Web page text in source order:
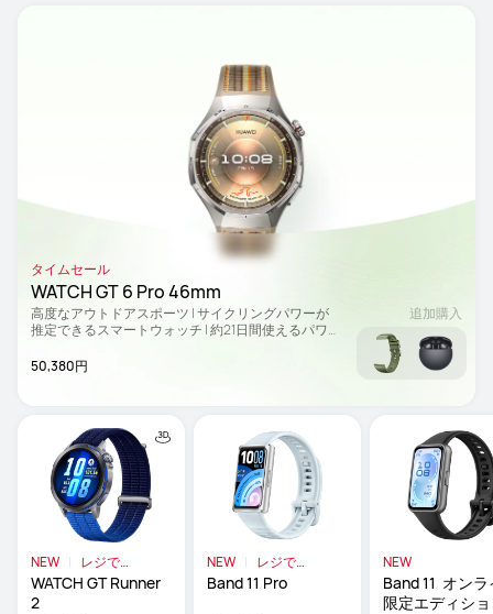
タイムセール
WATCH GT 6 Pro 46mm
高度なアウトドアスポーツ | サイクリングパワーが
推定できるスマートウォッチ | 約21日間使えるパワ
50,380円
追加購入
NEW
レジで
9％OFF
WATCH GT Runner
2
NEW
レジで
9％OFF
Band 11 Pro
NEW
Band 11  オン
限定エディシ